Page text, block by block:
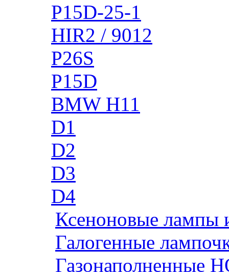
P15D-25-1
HIR2 / 9012
P26S
P15D
BMW H11
D1
D2
D3
D4
Ксеноновые лампы
Галогенные
Газонаполненные